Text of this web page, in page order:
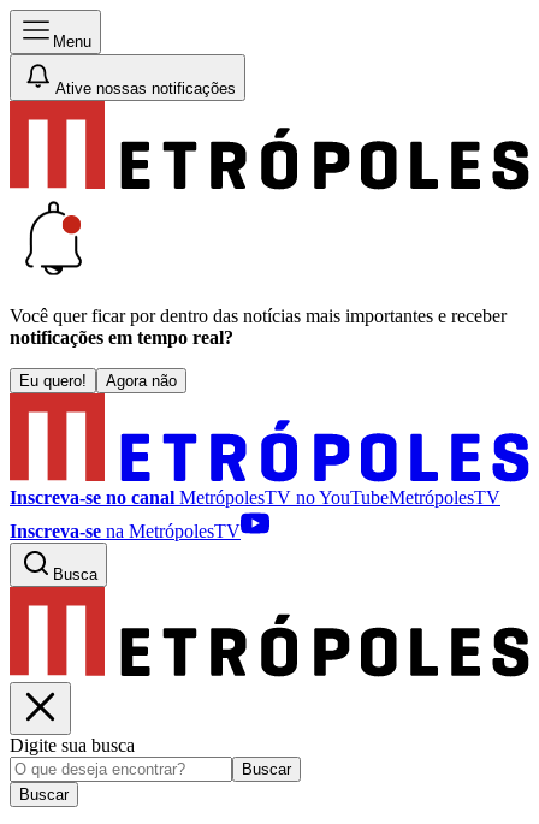
Menu
Ative nossas notificações
Você quer ficar por dentro das notícias mais importantes e receber
notificações em tempo real?
Eu quero! Agora não
Inscreva-se no canal MetrópolesTV noYouTubeMetrópolesTV
Inscreva-se na MetrópolesTV
Busca
Digite sua busca
Buscar
Buscar